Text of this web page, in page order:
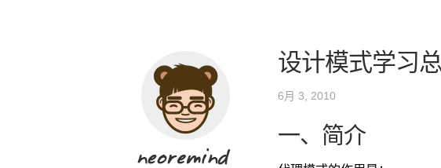
设计模式学习
6月 3, 2010
一、简介